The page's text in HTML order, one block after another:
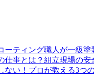
ーティング職人が一級
事とは？組立現場の安
ない！プロが教える3つ